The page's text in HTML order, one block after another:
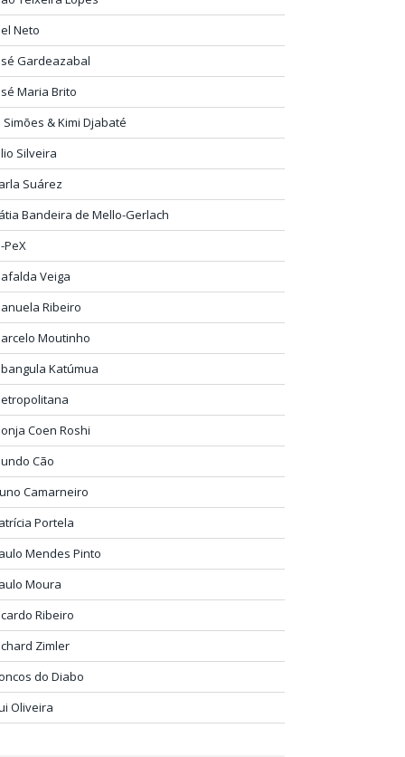
Neto
Gardeazabal
Maria Brito
Simões & Kimi Djabaté
Silveira
Suárez
Bandeira de Mello-Gerlach
PeX
Veiga
Ribeiro
Moutinho
Katúmua
Coen Roshi
Cão
Camarneiro
Portela
Mendes Pinto
Moura
Ribeiro
Zimler
do Diabo
Oliveira